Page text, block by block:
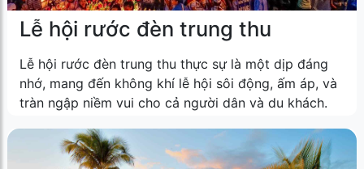
Lễ hội rước đèn trung thu
Lễ hội rước đèn trung thu thực sự là một dịp đáng
nhớ, mang đến không khí lễ hội sôi động, ấm áp, và
tràn ngập niềm vui cho cả người dân và du khách.